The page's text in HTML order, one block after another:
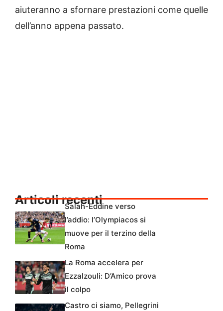
aiuteranno a sfornare prestazioni come quelle
dell’anno appena passato.
Articoli recenti
Salah-Eddine verso
l’addio: l’Olympiacos si
muove per il terzino della
Roma
La Roma accelera per
Ezzalzouli: D’Amico prova
il colpo
Castro ci siamo, Pellegrini